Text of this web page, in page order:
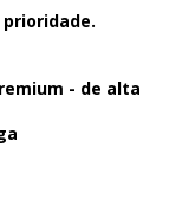
- de alta